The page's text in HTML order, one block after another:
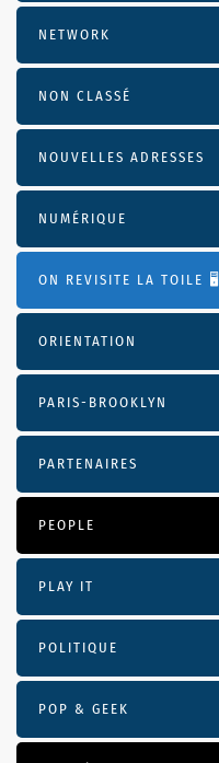
NETWORK
NON CLASSÉ
NOUVELLES ADRESSES
NUMÉRIQUE
ON REVISITE LA TOILE 🖥️
ORIENTATION
PARIS-BROOKLYN
PARTENAIRES
PEOPLE
PLAY IT
POLITIQUE
POP & GEEK